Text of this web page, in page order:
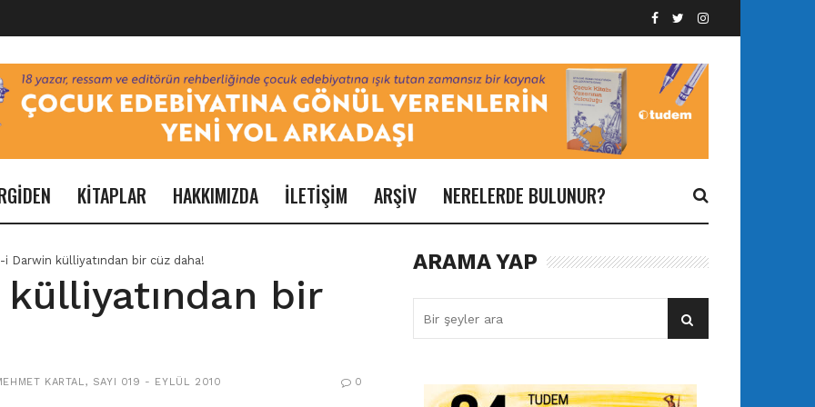
KİTAPLAR HAKKIMIZDA İLETİŞİM ARŞİV NERELERDE BULUNUR?
i Darwin külliyatından bir cüz daha!
bir
KARTAL, SAYI 019 - EYLÜL 2010 0
ARAMA YAP